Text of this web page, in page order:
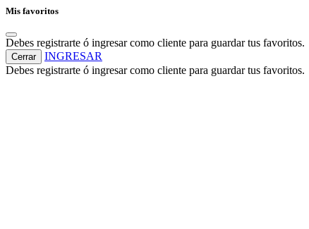
Mis favoritos
Debes registrarte ó ingresar como cliente para guardar tus favoritos.
Cerrar
INGRESAR
Debes registrarte ó ingresar como cliente para guardar tus favoritos.